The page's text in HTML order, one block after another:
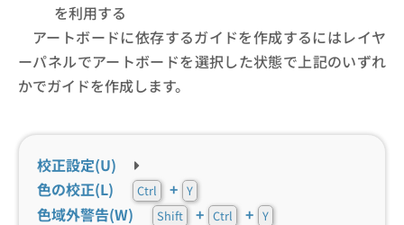
校正設定(U)
色の校正(L)
Ctrl + Y
色域外警告(W) Shift + Ctrl + Y
を利用する
アートボードに依存するガイドを作成するにはレイヤ
ーパネルでアートボードを選択した状態で上記のいずれ
かでガイドを作成します。